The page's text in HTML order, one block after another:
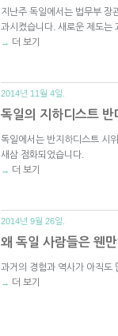
지난주 독일에서는 법무부 장
과시켰습니다. 새로운 제도는
→ 더 보기
2014년 11월 4일.
독일의 지하디스트
독일에서는 반지하디스트 시
새삼 점화되었습니다.
→ 더 보기
2014년 9월 26일.
왜 독일 사람들은 웬
과거의 경험과 역사가 아직도
→ 더 보기